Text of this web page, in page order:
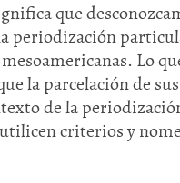
que
periodización
Lo
la parcelación de
de la
utilicen criterios y